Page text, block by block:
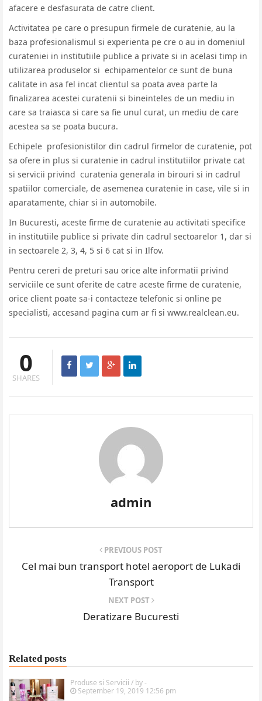
afacere e desfasurata de catre client.
Activitatea pe care o presupun firmele de curatenie, au la
baza profesionalismul si experienta pe cre o au in domeniul
curateniei in institutiile publice a private si in acelasi timp in
utilizarea produselor si echipamentelor ce sunt de buna
calitate in asa fel incat clientul sa poata avea parte la
finalizarea acestei curatenii si bineinteles de un mediu in
care sa traiasca si care sa fie unul curat, un mediu de care
acestea sa se poata bucura.
Echipele profesionistilor din cadrul firmelor de curatenie, pot
sa ofere in plus si curatenie in cadrul institutiilor private cat
si servicii privind curatenia generala in birouri si in cadrul
spatiilor comerciale, de asemenea curatenie in case, vile si in
aparatamente, chiar si in automobile.
In Bucuresti, aceste firme de curatenie au activitati specifice
in institutiile publice si private din cadrul sectoarelor 1, dar si
in sectoarele 2, 3, 4, 5 si 6 cat si in Ilfov.
Pentru cereri de preturi sau orice alte informatii privind
serviciile ce sunt oferite de catre aceste firme de curatenie,
orice client poate sa-i contacteze telefonic si online pe
specialisti, accesand pagina cum ar fi si www.realclean.eu.
0
SHARES
admin
PREVIOUS POST
Cel mai bun transport hotel aeroport de Lukadi
Transport
NEXT POST
Deratizare Bucuresti
Related posts
Produse si Servicii / by-
September 19, 2019 12:56 pm